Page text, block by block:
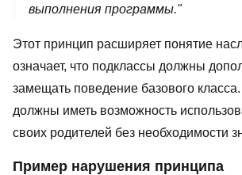
выполнения программы."
Этот принцип расширяет понятие
означает, что подклассы должны
замещать поведение базового
должны иметь возможность
своих родителей без необходимости
Пример нарушения принципа